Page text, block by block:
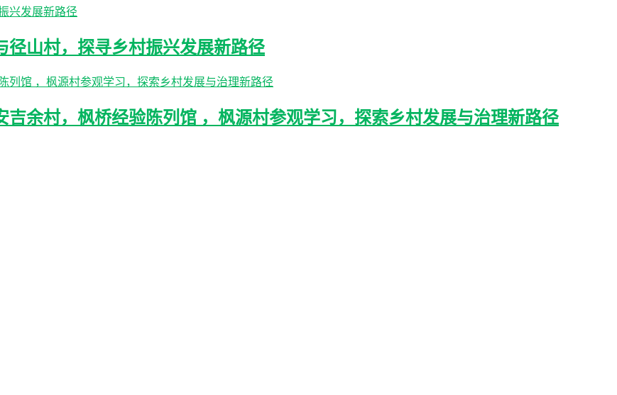
径山村，探寻乡村振兴发展新路径
余村，枫桥经验陈列馆 ，枫源村参观学习，探索乡村发展与治理新路径